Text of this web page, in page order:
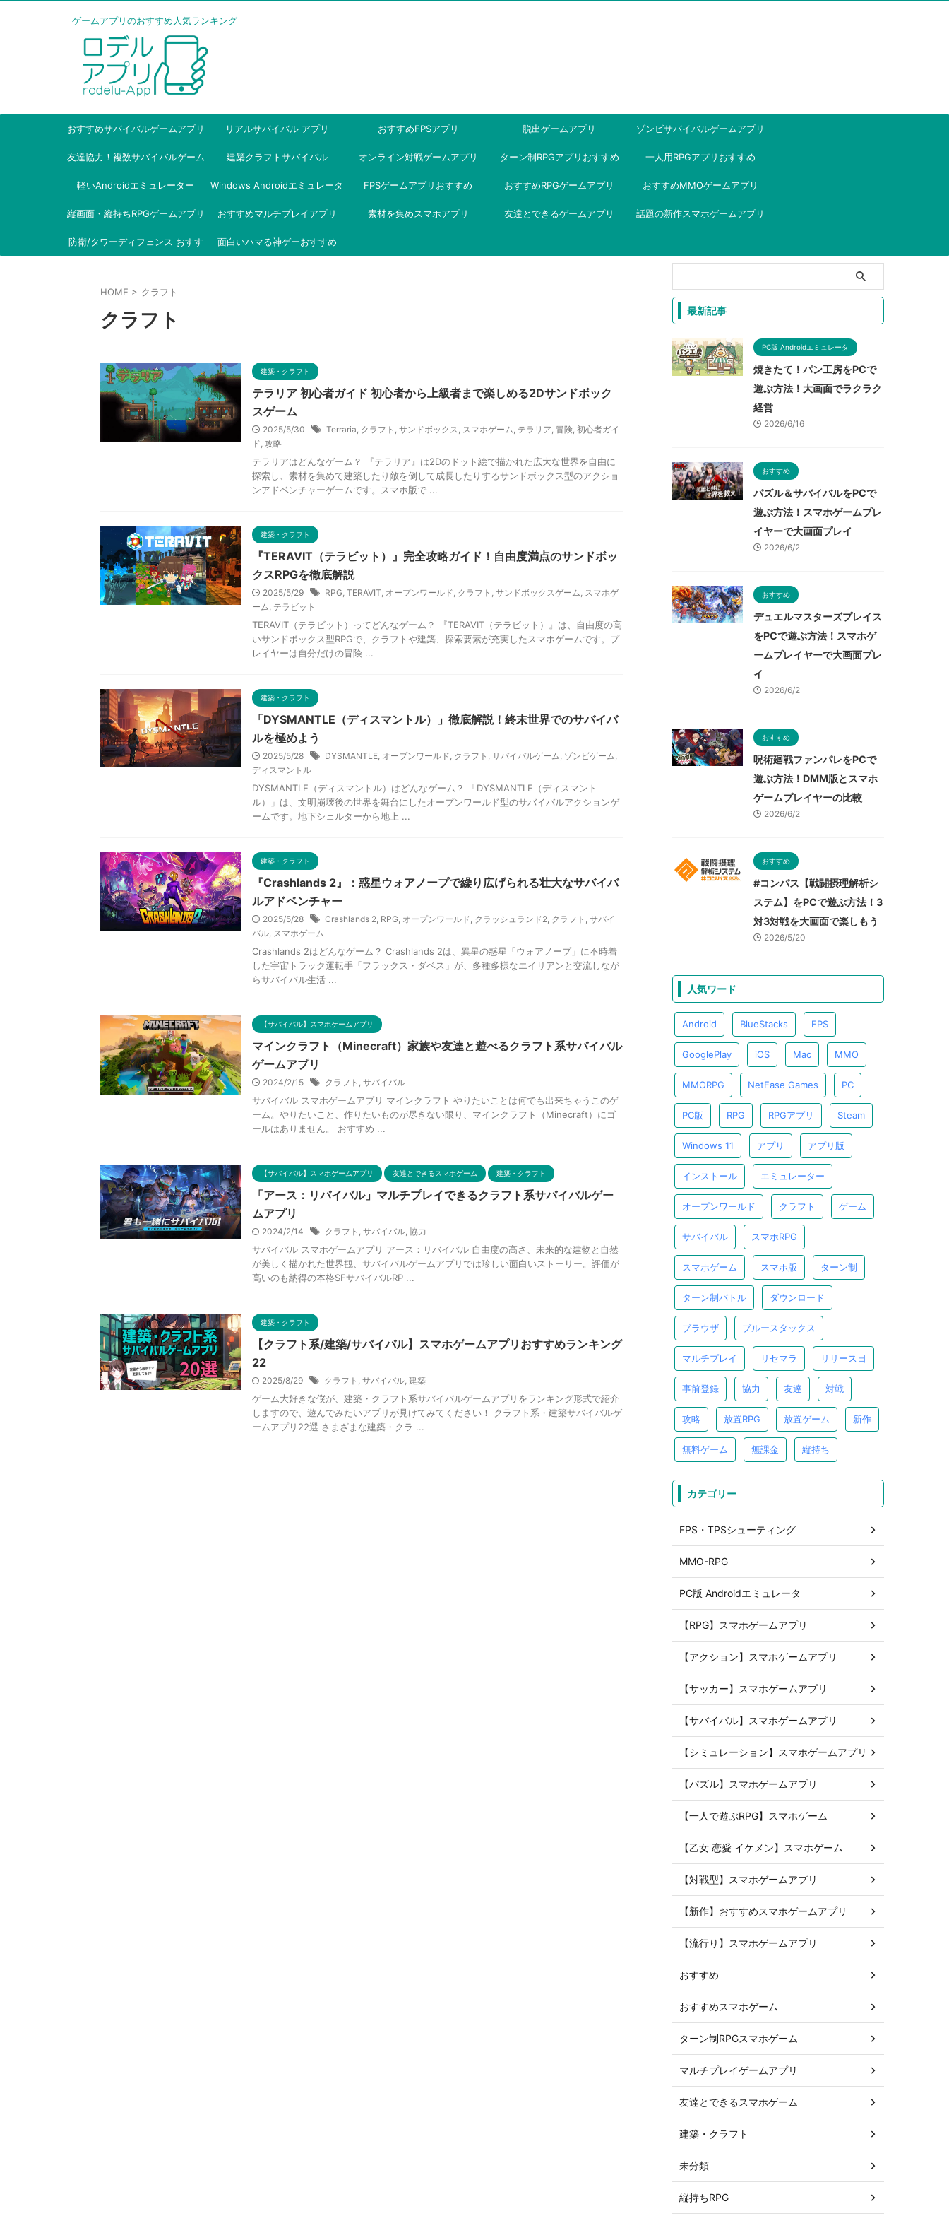
ゲームアプリのおすすめ人気ランキング
おすすめサバイバルゲームアプリ リアルサバイバル アプリ おすすめFPSアプリ 脱出ゲームアプリ ゾンビサバイバルゲームアプリ
友達協力！複数サバイバルゲーム
アプリ
建築クラフトサバイバル オンライン対戦ゲームアプリ ターン制RPGアプリおすすめ 一人用RPGアプリおすすめ
軽いAndroidエミュレーター Windows Androidエミュレータ
ー
FPSゲームアプリおすすめ おすすめRPGゲームアプリ おすすめMMOゲームアプリ
縦画面・縦持ちRPGゲームアプリ おすすめマルチプレイアプリ 素材を集めスマホアプリ 友達とできるゲームアプリ 話題の新作スマホゲームアプリ
防衛/タワーディフェンス おすす 面白いハマる神ゲーおすすめ
HOME > クラフト
クラフト
建築・クラフト
テラリア 初心者ガイド 初心者から上級者まで楽しめる2Dサンドボック
スゲーム
2025/5/30 Terraria, クラフト , サンドボックス, スマホゲーム, テラリア, 冒険, 初心者ガイ
ド, 攻略
テラリアはどんなゲーム？ 『テラリア』は2Dのドット絵で描かれた広大な世界を自由に
探索し、素材を集めて建築したり敵を倒して成長したりするサンドボックス型のアクショ
ンアドベンチャーゲームです。スマホ版で ...
建築・クラフト
『TERAVIT（テラビット）』完全攻略ガイド！自由度満点のサンドボッ
クスRPGを徹底解説
2025/5/29 RPG, TERAVIT, オープンワールド, クラフト , サンドボックスゲーム, スマホゲ
ーム, テラビット
TERAVIT（テラビット）ってどんなゲーム？ 『TERAVIT（テラビット）』は、自由度の高
いサンドボックス型RPGで、クラフトや建築、探索要素が充実したスマホゲームです。プ
レイヤーは自分だけの冒険 ...
建築・クラフト
「DYSMANTLE（ディスマントル）」徹底解説！終末世界でのサバイバ
ルを極めよう
2025/5/28 DYSMANTLE, オープンワールド, クラフト , サバイバルゲーム, ゾンビゲーム,
ディスマントル
DYSMANTLE（ディスマントル）はどんなゲーム？ 「DYSMANTLE（ディスマント
ル）」は、文明崩壊後の世界を舞台にしたオープンワールド型のサバイバルアクションゲ
ームです。地下シェルターから地上 ...
建築・クラフト
『Crashlands 2』：惑星ウォアノープで繰り広げられる壮大なサバイバ
ルアドベンチャー
2025/5/28 Crashlands 2, RPG, オープンワールド, クラッシュランド2, クラフト , サバイ
バル, スマホゲーム
Crashlands 2はどんなゲーム？ Crashlands 2は、異星の惑星「ウォアノープ」に不時着
した宇宙トラック運転手「フラックス・ダベス」が、多種多様なエイリアンと交流しなが
らサバイバル生活 ...
【サバイバル】スマホゲームアプリ
マインクラフト（Minecraft）家族や友達と遊べるクラフト系サバイバル
ゲームアプリ
2024/2/15 クラフト , サバイバル
サバイバル スマホゲームアプリ マインクラフト やりたいことは何でも出来ちゃうこのゲ
ーム。やりたいこと、作りたいものが尽きない限り、マインクラフト（Minecraft）にゴ
ールはありません。 おすすめ ...
【サバイバル】スマホゲームアプリ 友達とできるスマホゲーム 建築・クラフト
「アース：リバイバル」マルチプレイできるクラフト系サバイバルゲー
ムアプリ
2024/2/14 クラフト , サバイバル, 協力
サバイバル スマホゲームアプリ アース：リバイバル 自由度の高さ、未来的な建物と自然
が美しく描かれた世界観、サバイバルゲームアプリでは珍しい面白いストーリー。評価が
高いのも納得の本格SFサバイバルRP ...
建築・クラフト
【クラフト系/建築/サバイバル】スマホゲームアプリおすすめランキング
22
2025/8/29 クラフト , サバイバル, 建築
ゲーム大好きな僕が、建築・クラフト系サバイバルゲームアプリをランキング形式で紹介
しますので、遊んでみたいアプリが見けてみてください！ クラフト系・建築サバイバルゲ
ームアプリ22選 さまざまな建築・クラ ...
最新記事
PC版 Androidエミュレータ
焼きたて！パン工房をPCで
遊ぶ方法！大画面でラクラク
経営
2026/6/16
おすすめ
パズル＆サバイバルをPCで
遊ぶ方法！スマホゲームプレ
イヤーで大画面プレイ
2026/6/2
おすすめ
デュエルマスターズプレイス
をPCで遊ぶ方法！スマホゲ
ームプレイヤーで大画面プレ
イ
2026/6/2
おすすめ
呪術廻戦ファンパレをPCで
遊ぶ方法！DMM版とスマホ
ゲームプレイヤーの比較
2026/6/2
おすすめ
#コンパス【戦闘摂理解析シ
ステム】をPCで遊ぶ方法！3
対3対戦を大画面で楽しもう
2026/5/20
人気ワード
Android BlueStacks FPS
GooglePlay iOS Mac MMO
MMORPG NetEase Games PC
PC版 RPG RPGアプリ Steam
Windows 11 アプリ アプリ版
インストール エミュレーター
オープンワールド クラフト ゲーム
サバイバル スマホRPG
スマホゲーム スマホ版 ターン制
ターン制バトル ダウンロード
ブラウザ ブルースタックス
マルチプレイ リセマラ リリース日
事前登録 協力 友達 対戦
攻略 放置RPG 放置ゲーム 新作
無料ゲーム 無課金 縦持ち
カテゴリー
FPS・TPSシューティング
MMO-RPG
PC版 Androidエミュレータ
【RPG】スマホゲームアプリ
【アクション】スマホゲームアプリ
【サッカー】スマホゲームアプリ
【サバイバル】スマホゲームアプリ
【シミュレーション】スマホゲームアプリ
【パズル】スマホゲームアプリ
【一人で遊ぶRPG】スマホゲーム
【乙女 恋愛 イケメン】スマホゲーム
【対戦型】スマホゲームアプリ
【新作】おすすめスマホゲームアプリ
【流行り】スマホゲームアプリ
おすすめ
おすすめスマホゲーム
ターン制RPGスマホゲーム
マルチプレイゲームアプリ
友達とできるスマホゲーム
建築・クラフト
未分類
縦持ちRPG